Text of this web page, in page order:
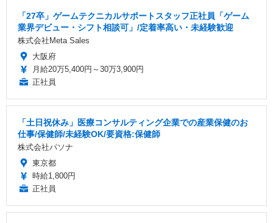
「27卒」ゲームテクニカルサポートスタッフ正社員「ゲーム
業界デビュー・シフト相談可」/定着率高い・未経験歓迎
株式会社Meta Sales
大阪府
月給20万5,400円～30万3,900円
正社員
「土日祝休み」医療コンサルティング企業での産業保健のお
仕事/保健師/未経験OK/要資格:保健師
株式会社パソナ
東京都
時給1,800円
正社員